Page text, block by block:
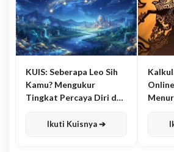
KUIS: Seberapa Leo Sih
Kamu? Mengukur
Tingkat Percaya Diri dan
Ikuti Kuisnya ➔